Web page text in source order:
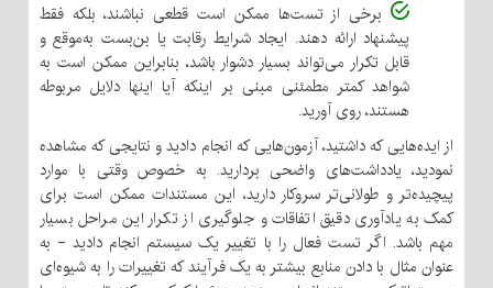
برخی از تست‌ها ممکن است قطعی نباشند، بلکه فقط
پیشنهاد ارائه دهند. ایجاد شرایط رقابت یا بن‌بست به‌موقع و
قابل تکرار می‌تواند بسیار دشوار باشد، بنابراین ممکن است به
شواهد کمتر مطمئنی مبنی بر اینکه آیا اینها دلایل مربوطه
هستند، روی آورید.
از ایده‌هایی که داشتید، آزمون‌هایی که انجام دادید و نتایجی که مشاهده
نمودید، یادداشت‌های واضحی بردارید. به خصوص وقتی با موارد
پیچیده‌تر و طولانی‌تر سروکار دارید، این مستندات ممکن است برای
کمک به یادآوری دقیق اتفاقات و جلوگیری از تکرار این مراحل بسیار
مهم باشد. اگر تست فعال را با تغییر یک سیستم انجام دادید - به
عنوان مثال با دادن منابع بیشتر به یک فرآیند که تغییرات را به شیوه‌ای